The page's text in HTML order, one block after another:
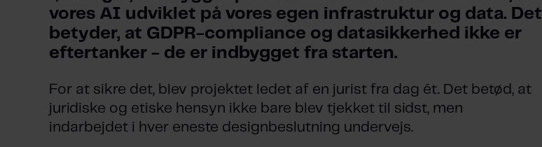
vores AI udviklet på vores egen infrastruktur og data. Det
betyder, at GDPR-compliance og datasikkerhed ikke er
eftertanker - de er indbygget fra starten.
For at sikre det, blev projektet ledet af en jurist fra dag ét. Det betød, at
juridiske og etiske hensyn ikke bare blev tjekket til sidst, men
indarbejdet i hver eneste designbeslutning undervejs.